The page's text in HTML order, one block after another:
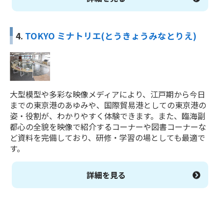
4. TOKYO ミナトリエ(とうきょうみなとりえ)
大型模型や多彩な映像メディアにより、江戸期から今日
までの東京港のあゆみや、国際貿易港としての東京港の
姿・役割が、わかりやすく体験できます。また、臨海副
都心の全貌を映像で紹介するコーナーや図書コーナーな
ど資料を完備しており、研修・学習の場としても最適で
す。
詳細を見る